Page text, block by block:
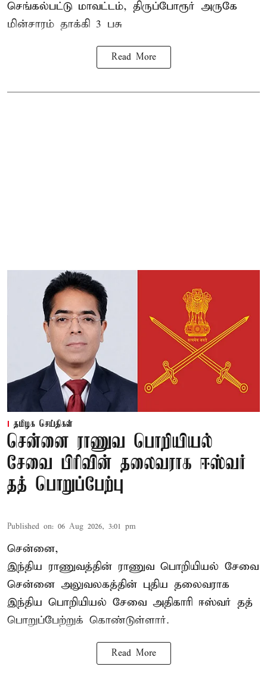
செங்கல்பட்டு மாவட்டம், திருப்போரூர் அருகே
மின்சாரம் தாக்கி 3 பசு
Read More
தமிழக செய்திகள்
சென்னை ராணுவ பொறியியல்
சேவை பிரிவின் தலைவராக ஈஸ்வர்
தத் பொறுப்பேற்பு
Published on: 06 Aug 2026, 3:01 pm
சென்னை,
இந்திய ராணுவத்தின் ராணுவ பொறியியல் சேவை
சென்னை அலுவலகத்தின் புதிய தலைவராக
இந்திய பொறியியல் சேவை அதிகாரி ஈஸ்வர் தத்
பொறுப்பேற்றுக் கொண்டுள்ளார்.
Read More